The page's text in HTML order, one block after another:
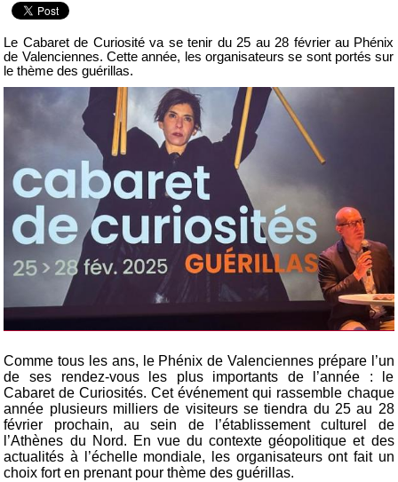
Le Cabaret de Curiosité va se tenir du 25 au 28 février au Phénix
de Valenciennes. Cette année, les organisateurs se sont portés sur
le thème des guérillas.
Comme tous les ans, le Phénix de Valenciennes prépare l’un
de ses rendez-vous les plus importants de l’année : le
Cabaret de Curiosités. Cet événement qui rassemble chaque
année plusieurs milliers de visiteurs se tiendra du 25 au 28
février prochain, au sein de l’établissement culturel de
l’Athènes du Nord. En vue du contexte géopolitique et des
actualités à l’échelle mondiale, les organisateurs ont fait un
choix fort en prenant pour thème des guérillas.